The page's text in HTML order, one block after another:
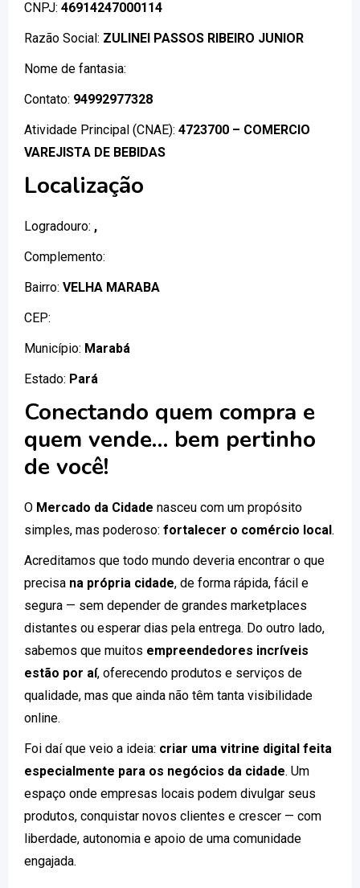
CNPJ: 46914247000114
Razão Social: ZULINEI PASSOS RIBEIRO JUNIOR
Nome de fantasia:
Contato: 94992977328
Atividade Principal (CNAE): 4723700 – COMERCIO
VAREJISTA DE BEBIDAS
Localização
Logradouro: ,
Complemento:
Bairro: VELHA MARABA
CEP:
Município: Marabá
Estado: Pará
Conectando quem compra e
quem vende… bem pertinho
de você!
O Mercado da Cidade nasceu com um propósito
simples, mas poderoso: fortalecer o comércio local.
Acreditamos que todo mundo deveria encontrar o que
precisa na própria cidade, de forma rápida, fácil e
segura — sem depender de grandes marketplaces
distantes ou esperar dias pela entrega. Do outro lado,
sabemos que muitos empreendedores incríveis
estão por aí, oferecendo produtos e serviços de
qualidade, mas que ainda não têm tanta visibilidade
online.
Foi daí que veio a ideia: criar uma vitrine digital feita
especialmente para os negócios da cidade. Um
espaço onde empresas locais podem divulgar seus
produtos, conquistar novos clientes e crescer — com
liberdade, autonomia e apoio de uma comunidade
engajada.